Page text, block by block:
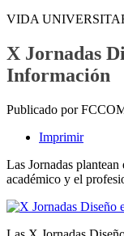
VIDA
X Jornadas
Información
Publicado por
Imprimir
Las Jornadas
académico y el